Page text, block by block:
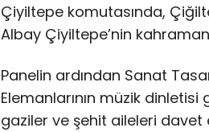
Çiyiltepe komutasında,
Albay Çiyiltepe’nin
Panelin ardından Sanat
Elemanlarının müzik
gaziler ve şehit aileleri